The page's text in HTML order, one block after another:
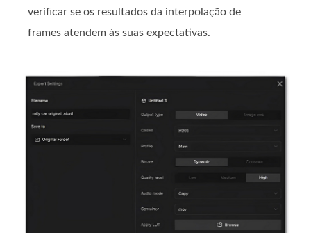
verificar se os resultados da interpolação de
frames atendem às suas expectativas.